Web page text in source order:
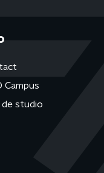
Campus
de studio